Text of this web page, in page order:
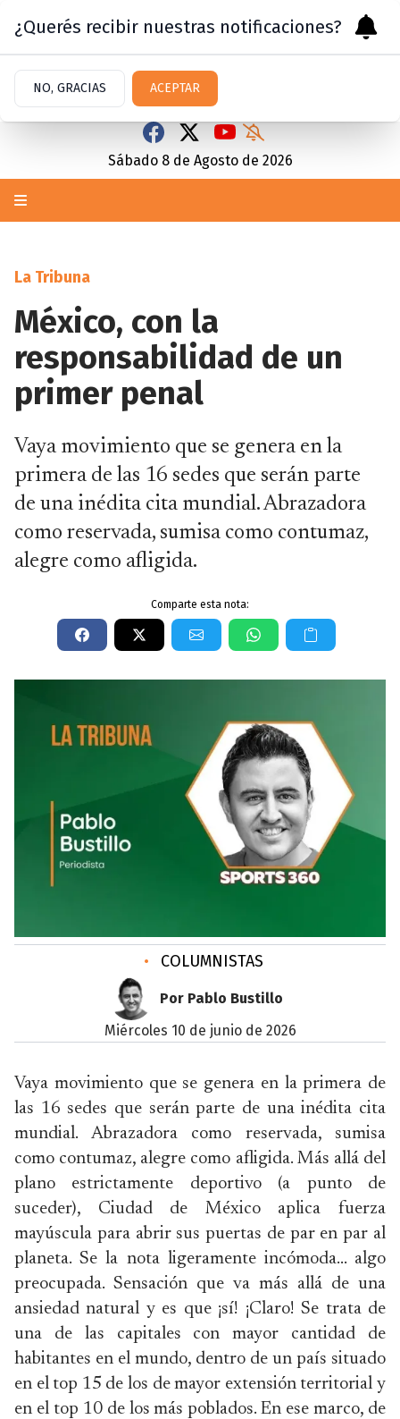
Sábado 8 de Agosto de 2026
La Tribuna
México, con la
responsabilidad de un
primer penal
Vaya movimiento que se genera en la
primera de las 16 sedes que serán parte
de una inédita cita mundial. Abrazadora
como reservada, sumisa como contumaz,
alegre como afligida.
Comparte esta nota:
• COLUMNISTAS
Por Pablo Bustillo
miércoles 10 de junio de 2026
Vaya movimiento que se genera en la primera de
las 16 sedes que serán parte de una inédita cita
mundial. Abrazadora como reservada, sumisa
como contumaz, alegre como afligida. Más allá del
plano estrictamente deportivo (a punto de
suceder), Ciudad de México aplica fuerza
mayúscula para abrir sus puertas de par en par al
planeta. Se la nota ligeramente incómoda… algo
preocupada. Sensación que va más allá de una
ansiedad natural y es que ¡sí! ¡Claro! Se trata de
una de las capitales con mayor cantidad de
habitantes en el mundo, dentro de un país situado
en el top 15 de los de mayor extensión territorial y
en el top 10 de los más poblados. En ese marco, de
¿Querés recibir nuestras notificaciones?
NO, GRACIAS ACEPTAR